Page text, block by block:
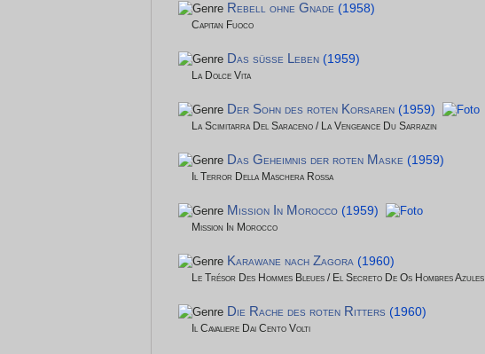
Rebell ohne Gnade (1958)
Capitan Fuoco
Das süße Leben (1959)
La Dolce Vita
Der Sohn des roten Korsaren (1959)
La Scimitarra Del Saraceno / La Vengeance Du Sarrazin
Das Geheimnis der roten Maske (1959)
Il Terror Della Maschera Rossa
Mission In Morocco (1959)
Mission In Morocco
Karawane nach Zagora (1960)
Le Trésor Des Hommes Bleues / El Secreto De Os Hombres Azules
Die Rache des roten Ritters (1960)
Il Cavaliere Dai Cento Volti